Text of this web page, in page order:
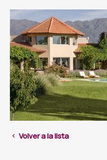
Volver a la lista